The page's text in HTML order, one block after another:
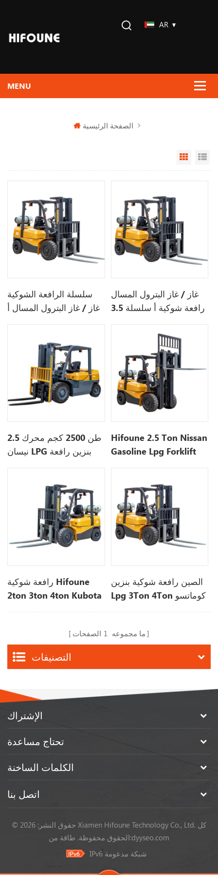
AR
الصفحة الرئيسية
Grid
سلسلة الرافعة الشوكية
غاز / غاز البترول المسال أ
غاز / غاز البترول المسال
رافعة شوكية أ سلسلة 3.5
2.5 طن 2500 كجم محرك
نيسان LPG بنزين رافعة
Hifoune 2.5 Ton Nissan
Gasoline Lpg Forklift
رافعة شوكية Hifoune
2ton 3ton 4ton Kubota
الصين رافعة شوكية بنزين
Lpg 3Ton 4Ton كوماتسو
ما مجموعه 1 الصفحات
التصنيفات
الإشتراك
تحتاج مساعدة
الكلمات الساخنة
اتصل بنا
© حقوق النشر: 2026 Xiamen Hifoune Technology Co., Ltd. كل
الحقوق محفوظة.طاقة من:dyyseo.com
IPv6 شبكة مدعومة